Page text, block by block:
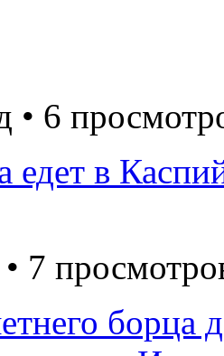
• 6
едет в
7
борца